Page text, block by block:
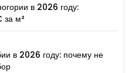
в 2026 году:
за м²
в 2026 году: почему не